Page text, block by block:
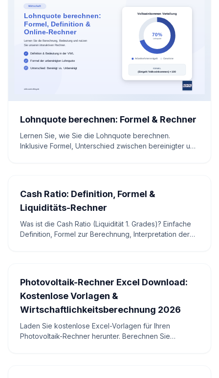
Lohnquote berechnen: Formel & Rechner
Lernen Sie, wie Sie die Lohnquote berechnen.
Inklusive Formel, Unterschied zwischen bereinigter und
Cash Ratio: Definition, Formel &
Liquiditäts-Rechner
Was ist die Cash Ratio (Liquidität 1. Grades)? Einfache
Definition, Formel zur Berechnung, Interpretation der
Photovoltaik-Rechner Excel Download:
Kostenlose Vorlagen &
Wirtschaftlichkeitsberechnung 2026
Laden Sie kostenlose Excel-Vorlagen für Ihren
Photovoltaik-Rechner herunter. Berechnen Sie